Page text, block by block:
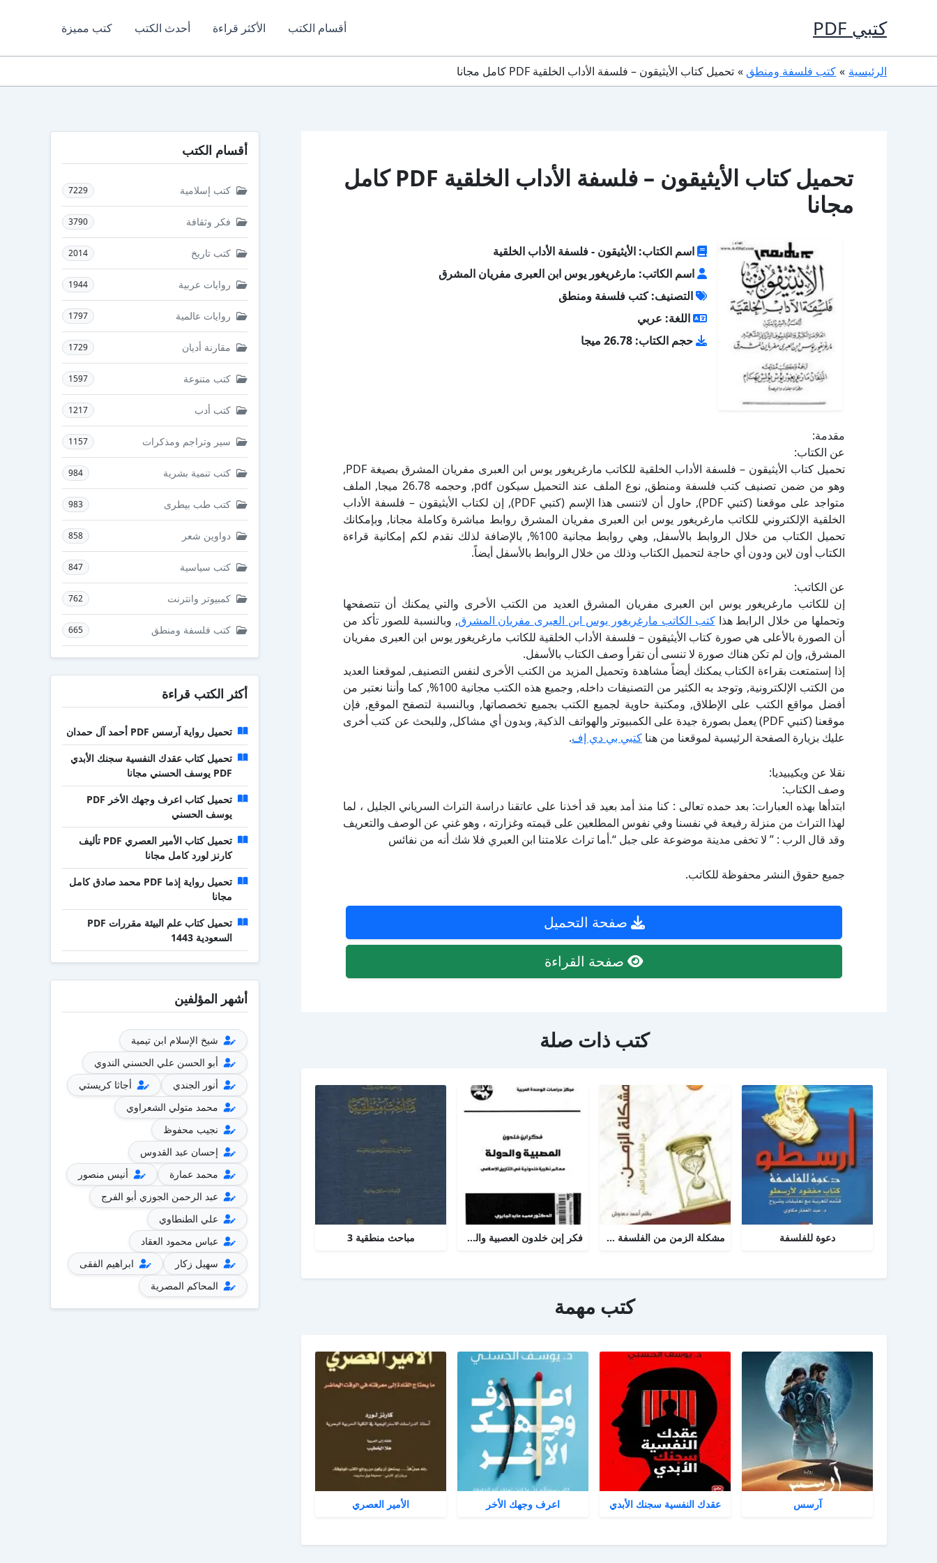
كتبي PDF أقسام الكتب الأكثر قراءة أحدث الكتب كتب مميزة
الرئيسية كتب فلسفة ومنطق تحميل كتاب الأيثيقون – فلسفة الأداب الخلقية PDF كامل مجانا
تحميل كتاب الأيثيقون – فلسفة الأداب الخلقية PDF كامل
مجانا
اسم الكتاب: الأيثيقون - فلسفة الأداب الخلقية
اسم الكاتب: مارغريغور يوس ابن العبرى مفريان المشرق
التصنيف: كتب فلسفة ومنطق
اللغة: عربي
حجم الكتاب: 26.78 ميجا
مقدمة:
عن الكتاب:
تحميل كتاب الأيثيقون – فلسفة الأداب الخلقية للكاتب مارغريغور يوس ابن العبرى مفريان المشرق بصيغة PDF,
وهو من ضمن تصنيف كتب فلسفة ومنطق, نوع الملف عند التحميل سيكون pdf, وحجمه 26.78 ميجا, الملف
متواجد على موقعنا (كتبي PDF), حاول أن لاتنسى هذا الإسم (كتبي PDF), إن لكتاب الأيثيقون – فلسفة الأداب
الخلقية الإلكتروني للكاتب مارغريغور يوس ابن العبرى مفريان المشرق روابط مباشرة وكاملة مجانا, وبإمكانك
تحميل الكتاب من خلال الروابط بالأسفل, وهي روابط مجانية 100%, بالإضافة لذلك نقدم لكم إمكانية قراءة
الكتاب أون لاين ودون أي حاجة لتحميل الكتاب وذلك من خلال الروابط بالأسفل أيضاً.
عن الكاتب:
إن للكاتب مارغريغور يوس ابن العبرى مفريان المشرق العديد من الكتب الأخرى والتي يمكنك أن تتصفحها
وتحملها من خلال الرابط هذاكتب الكاتب مارغريغور يوس ابن العبرى مفريان المشرق, وبالنسبة للصور تأكد من
أن الصورة بالأعلى هي صورة كتاب الأيثيقون – فلسفة الأداب الخلقية للكاتب مارغريغور يوس ابن العبرى مفريان
المشرق, وإن لم تكن هناك صورة لا تنسى أن تقرأ وصف الكتاب بالأسفل.
إذا إستمتعت بقراءة الكتاب يمكنك أيضاً مشاهدة وتحميل المزيد من الكتب الأخرى لنفس التصنيف, لموقعنا العديد
من الكتب الإلكترونية, وتوجد به الكثير من التصنيفات داخله, وجميع هذه الكتب مجانية 100%, كما وأننا نعتبر من
أفضل مواقع الكتب على الإطلاق, ومكتبة حاوية لجميع الكتب بجميع تخصصاتها, وبالنسبة لتصفح الموقع, فإن
موقعنا (كتبي PDF) يعمل بصورة جيدة على الكمبيوتر والهواتف الذكية, وبدون أي مشاكل, وللبحث عن كتب أخرى
عليك بزيارة الصفحة الرئيسية لموقعنا من هنا كتبي بي دي إف.
نقلا عن ويكيبيديا:
وصف الكتاب:
ابتدأها بهذه العبارات: بعد حمده تعالى : كنا منذ أمد بعيد قد أخذنا على عاتقنا دراسة التراث السرياني الجليل ، لما
لهذا التراث من منزلة رفيعة في نفسنا وفي نفوس المطلعين على قيمته وغزارته ، وهو غني عن الوصف والتعريف
وقد قال الرب : ” لا تخفى مدينة موضوعة على جبل “.أما تراث علامتنا ابن العبري فلا شك أنه من نفائس
جميع حقوق النشر محفوظة للكاتب.
صفحة التحميل
صفحة القراءة
كتب ذات صلة
دعوة للفلسفة مشكلة الزمن من الفلسفة الى العلم فكر إبن خلدون العصبية والدولة مباحث منطقية 3
كتب مهمة
آرسس عقدك النفسية سجنك الأبدي اعرف وجهك الأخر الأمير العصري
أقسام الكتب
كتب إسلامية 7229
فكر وثقافة 3790
كتب تاريخ 2014
روايات عربية 1944
روايات عالمية 1797
مقارنة أديان 1729
كتب متنوعة 1597
كتب أدب 1217
سير وتراجم ومذكرات 1157
كتب تنمية بشرية 984
كتب طب بيطرى 983
دواوين شعر 858
كتب سياسية 847
كمبيوتر وانترنت 762
كتب فلسفة ومنطق 665
أكثر الكتب قراءة
تحميل رواية آرسس PDF أحمد آل حمدان
تحميل كتاب عقدك النفسية سجنك الأبدي
PDF يوسف الحسني مجانا
تحميل كتاب اعرف وجهك الأخر PDF
يوسف الحسني
تحميل كتاب الأمير العصري PDF تأليف
كارنز لورد كامل مجانا
تحميل رواية إذما PDF محمد صادق كامل
مجانا
تحميل كتاب علم البيئة مقررات PDF
السعودية 1443
أشهر المؤلفين
شيخ الإسلام ابن تيمية
أبو الحسن علي الحسني الندوي
أنور الجندي
أجاثا كريستي
محمد متولي الشعراوي
نجيب محفوظ
إحسان عبد القدوس
محمد عمارة
أنيس منصور
عبد الرحمن الجوزي أبو الفرج
علي الطنطاوي
عباس محمود العقاد
سهيل زكار
ابراهيم الفقى
المحاكم المصرية